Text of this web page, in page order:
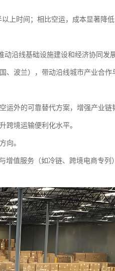
上时间；相比空运，成本显著降
沿线基础设施建设和经济协同发展
、波兰），带动沿线城市产业合作
外的可靠替代方案，增强产业链
跨境运输便利化水平。
向。
增值服务（如冷链、跨境电商专列